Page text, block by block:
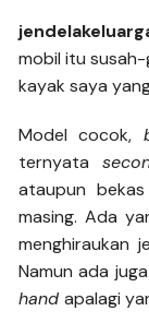
mobil itu
kayak saya
Model cocok,
ternyata
ataupun
masing. Ada
menghiraukan
Namun ada
handapalagi